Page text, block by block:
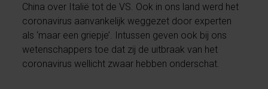
China over Italië tot de VS. Ook in ons land werd het
coronavirus aanvankelijk weggezet door experten
als ‘maar een griepje’. Intussen geven ook bij ons
wetenschappers toe dat zij de uitbraak van het
coronavirus wellicht zwaar hebben onderschat.